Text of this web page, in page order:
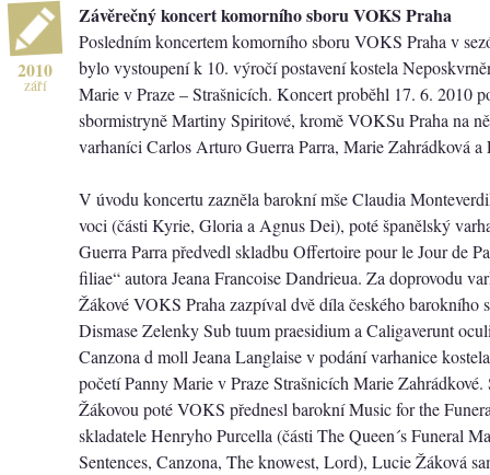
2010
září
Závěrečný koncert komorního sboru VOKS Praha
Posledním koncertem komorního sboru VOKS Praha v
bylo vystoupení k 10. výročí postavení kostela
Marie v Praze – Strašnicích. Koncert proběhl 17. 6. 2010
sbormistryně Martiny Spiritové, kromě VOKSu Praha na
varhaníci Carlos Arturo Guerra Parra, Marie Zahrádková a
V úvodu koncertu zazněla barokní mše Claudia
voci (části Kyrie, Gloria a Agnus Dei), poté španělský
Guerra Parra předvedl skladbu Offertoire pour le Jour de
filiae“ autora Jeana Francoise Dandrieua. Za doprovodu
Žákové VOKS Praha zazpíval dvě díla českého barokního
Dismase Zelenky Sub tuum praesidium a Caligaverunt
Canzona d moll Jeana Langlaise v podání varhanice
početí Panny Marie v Praze Strašnicích Marie
Žákovou poté VOKS přednesl barokní Music for the
skladatele Henryho Purcella (části The Queen´s Funeral
Sentences, Canzona, The knowest, Lord), Lucie Žáková